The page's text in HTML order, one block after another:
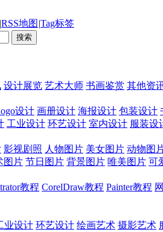
|RSS地图 |Tag标签
设计展览 艺术大师 书画鉴赏 其他资
设计 画册设计 海报设计 包装设计
工业设计 环艺设计 室内设计 服装设
影视剧照 人物图片 美女图片 动物图
图片 节日图片 背景图片 唯美图片 可
教程 CorelDraw教程 Painter教程
业设计 环艺设计 绘画艺术 摄影艺术